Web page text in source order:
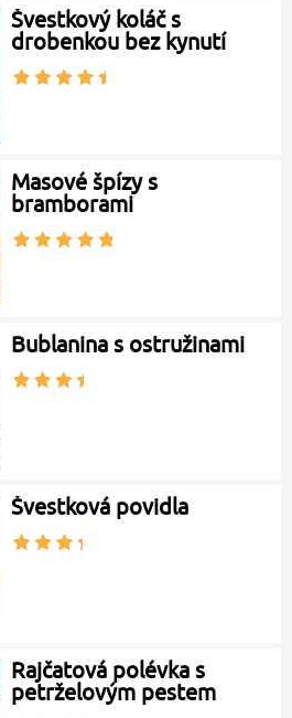
Švestkový koláč s
drobenkou bez kynutí
Masové špízy s
bramborami
Bublanina s ostružinami
Švestková povidla
Rajčatová polévka s
petrželovým pestem